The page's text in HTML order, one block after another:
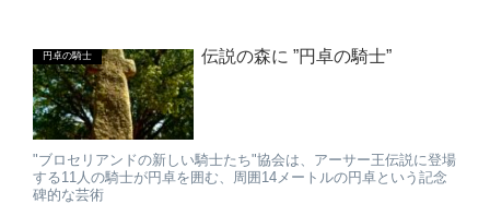
円卓の騎士 伝説の森に ”円卓の騎士”
"ブロセリアンドの新しい騎士たち"協会は、アーサー王伝説に登場
する11人の騎士が円卓を囲む、周囲14メートルの円卓という記念
碑的な芸術